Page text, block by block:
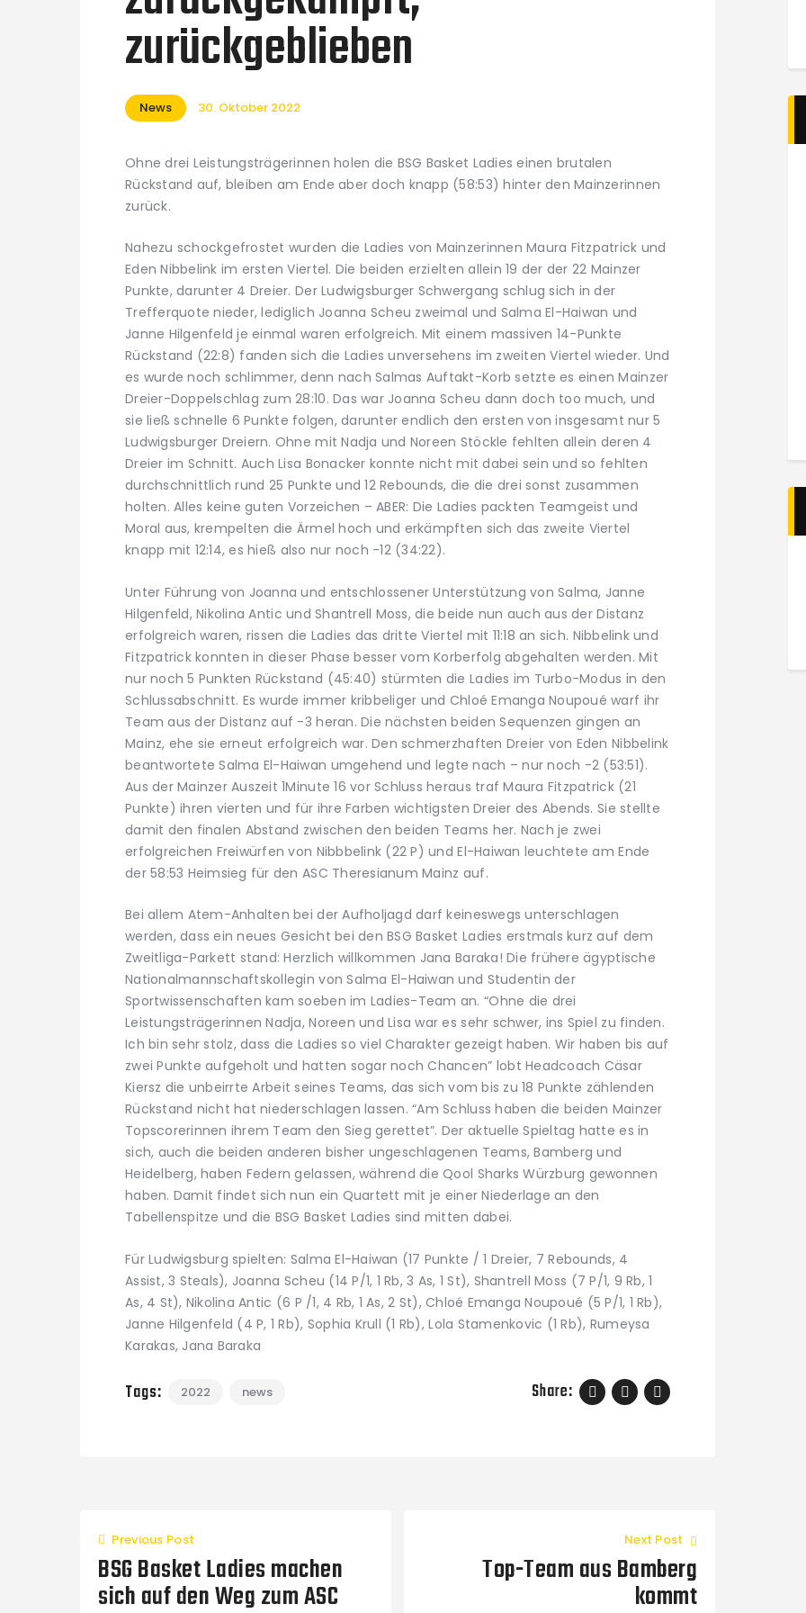
zurückgeblieben
News 30. Oktober 2022
Ohne drei Leistungsträgerinnen holen die BSG Basket Ladies einen brutalen
Rückstand auf, bleiben am Ende aber doch knapp (58:53) hinter den Mainzerinnen
zurück.
Nahezu schockgefrostet wurden die Ladies von Mainzerinnen Maura Fitzpatrick und
Eden Nibbelink im ersten Viertel. Die beiden erzielten allein 19 der der 22 Mainzer
Punkte, darunter 4 Dreier. Der Ludwigsburger Schwergang schlug sich in der
Trefferquote nieder, lediglich Joanna Scheu zweimal und Salma El-Haiwan und
Janne Hilgenfeld je einmal waren erfolgreich. Mit einem massiven 14-Punkte
Rückstand (22:8) fanden sich die Ladies unversehens im zweiten Viertel wieder. Und
es wurde noch schlimmer, denn nach Salmas Auftakt-Korb setzte es einen Mainzer
Dreier-Doppelschlag zum 28:10. Das war Joanna Scheu dann doch too much, und
sie ließ schnelle 6 Punkte folgen, darunter endlich den ersten von insgesamt nur 5
Ludwigsburger Dreiern. Ohne mit Nadja und Noreen Stöckle fehlten allein deren 4
Dreier im Schnitt. Auch Lisa Bonacker konnte nicht mit dabei sein und so fehlten
durchschnittlich rund 25 Punkte und 12 Rebounds, die die drei sonst zusammen
holten. Alles keine guten Vorzeichen – ABER: Die Ladies packten Teamgeist und
Moral aus, krempelten die Ärmel hoch und erkämpften sich das zweite Viertel
knapp mit 12:14, es hieß also nur noch -12 (34:22).
Unter Führung von Joanna und entschlossener Unterstützung von Salma, Janne
Hilgenfeld, Nikolina Antic und Shantrell Moss, die beide nun auch aus der Distanz
erfolgreich waren, rissen die Ladies das dritte Viertel mit 11:18 an sich. Nibbelink und
Fitzpatrick konnten in dieser Phase besser vom Korberfolg abgehalten werden. Mit
nur noch 5 Punkten Rückstand (45:40) stürmten die Ladies im Turbo-Modus in den
Schlussabschnitt. Es wurde immer kribbeliger und Chloé Emanga Noupoué warf ihr
Team aus der Distanz auf -3 heran. Die nächsten beiden Sequenzen gingen an
Mainz, ehe sie erneut erfolgreich war. Den schmerzhaften Dreier von Eden Nibbelink
beantwortete Salma El-Haiwan umgehend und legte nach – nur noch -2 (53:51).
Aus der Mainzer Auszeit 1Minute 16 vor Schluss heraus traf Maura Fitzpatrick (21
Punkte) ihren vierten und für ihre Farben wichtigsten Dreier des Abends. Sie stellte
damit den finalen Abstand zwischen den beiden Teams her. Nach je zwei
erfolgreichen Freiwürfen von Nibbbelink (22 P) und El-Haiwan leuchtete am Ende
der 58:53 Heimsieg für den ASC Theresianum Mainz auf.
Bei allem Atem-Anhalten bei der Aufholjagd darf keineswegs unterschlagen
werden, dass ein neues Gesicht bei den BSG Basket Ladies erstmals kurz auf dem
Zweitliga-Parkett stand: Herzlich willkommen Jana Baraka! Die frühere ägyptische
Nationalmannschaftskollegin von Salma El-Haiwan und Studentin der
Sportwissenschaften kam soeben im Ladies-Team an. “Ohne die drei
Leistungsträgerinnen Nadja, Noreen und Lisa war es sehr schwer, ins Spiel zu finden.
Ich bin sehr stolz, dass die Ladies so viel Charakter gezeigt haben. Wir haben bis auf
zwei Punkte aufgeholt und hatten sogar noch Chancen” lobt Headcoach Cäsar
Kiersz die unbeirrte Arbeit seines Teams, das sich vom bis zu 18 Punkte zählenden
Rückstand nicht hat niederschlagen lassen. “Am Schluss haben die beiden Mainzer
Topscorerinnen ihrem Team den Sieg gerettet”. Der aktuelle Spieltag hatte es in
sich, auch die beiden anderen bisher ungeschlagenen Teams, Bamberg und
Heidelberg, haben Federn gelassen, während die Qool Sharks Würzburg gewonnen
haben. Damit findet sich nun ein Quartett mit je einer Niederlage an den
Tabellenspitze und die BSG Basket Ladies sind mitten dabei.
Für Ludwigsburg spielten: Salma El-Haiwan (17 Punkte / 1 Dreier, 7 Rebounds, 4
Assist, 3 Steals), Joanna Scheu (14 P/1, 1 Rb, 3 As, 1 St), Shantrell Moss (7 P/1, 9 Rb, 1
As, 4 St), Nikolina Antic (6 P /1, 4 Rb, 1 As, 2 St), Chloé Emanga Noupoué (5 P/1, 1 Rb),
Janne Hilgenfeld (4 P, 1 Rb), Sophia Krull (1 Rb), Lola Stamenkovic (1 Rb), Rumeysa
Karakas, Jana Baraka
Tags: 2022 news Share:
Previous Post
BSG Basket Ladies machen
sich auf den Weg zum ASC
Next Post
Top-Team aus Bamberg
kommt